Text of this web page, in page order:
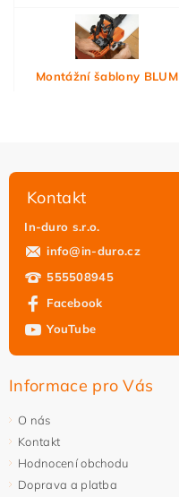
Montážní šablony BLUM
Kontakt
In-duro s.r.o.
info@in-duro.cz
555508945
Facebook
YouTube
Informace pro Vás
O nás
Kontakt
Hodnocení obchodu
Doprava a platba